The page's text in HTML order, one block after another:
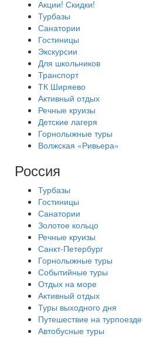
Акции! Скидки!
Турбазы
Санатории
Гостиницы
Экскурсии
Для школьников
Транспорт
ТК Ширяево
Активный отдых
Речные круизы
Детские лагеря
Горнолыжные туры
Волжская «Ривьера»
Россия
Турбазы
Гостиницы
Санатории
Золотое кольцо
Речные круизы
Санкт-Петербург
Горнолыжные туры
Событийные туры
Отдых на море
Активный отдых
Туры выходного дня
Путешествие на турпоезде
Автобусные туры